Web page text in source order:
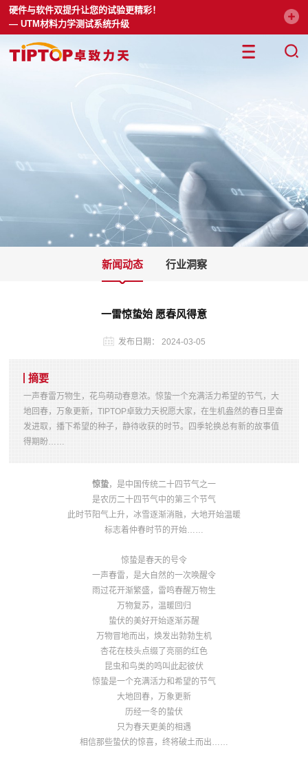
硬件与软件双提升让您的试验更精彩！
— UTM材料力学测试系统升级
新闻动态 行业洞察
一雷惊蛰始 愿春风得意
发布日期： 2024-03-05
摘要
一声春雷万物生，花鸟萌动春意浓。惊蛰一个充满活力希望的节气，大
地回春，万象更新，TIPTOP卓致力天祝愿大家，在生机盎然的春日里奋
发进取，播下希望的种子，静待收获的时节。四季轮换总有新的故事值
得期盼……
惊蛰，是中国传统二十四节气之一
是农历二十四节气中的第三个节气
此时节阳气上升，冰雪逐渐消融，大地开始温暖
标志着仲春时节的开始……
惊蛰是春天的号令
一声春雷，是大自然的一次唤醒令
雨过花开渐繁盛，雷鸣春醒万物生
万物复苏，温暖回归
蛰伏的美好开始逐渐苏醒
万物冒地而出，焕发出勃勃生机
杏花在枝头点缀了亮丽的红色
昆虫和鸟类的鸣叫此起彼伏
惊蛰是一个充满活力和希望的节气
大地回春，万象更新
历经一冬的蛰伏
只为春天更美的相遇
相信那些蛰伏的惊喜，终将破土而出……